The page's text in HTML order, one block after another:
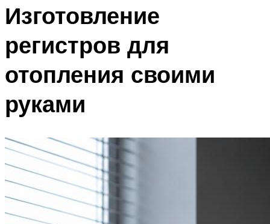
Изготовление
регистров для
отопления своими
руками